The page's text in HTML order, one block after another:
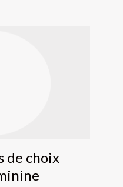
de choix